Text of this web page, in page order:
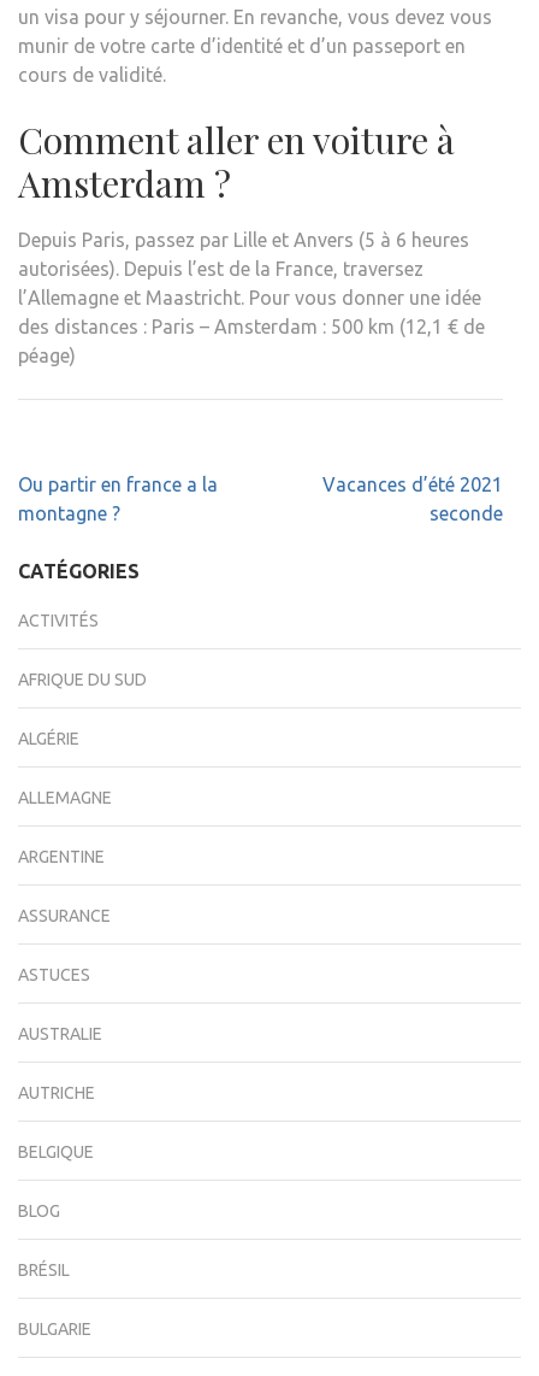
un visa pour y séjourner. En revanche, vous devez vous
munir de votre carte d’identité et d’un passeport en
cours de validité.
Comment aller en voiture à
Amsterdam ?
Depuis Paris, passez par Lille et Anvers (5 à 6 heures
autorisées). Depuis l’est de la France, traversez
l’Allemagne et Maastricht. Pour vous donner une idée
des distances : Paris – Amsterdam : 500 km (12,1 € de
péage)
Navigation
de
Ou partir en france a la
montagne ?
Vacances d’été 2021
seconde
CATÉGORIES
ACTIVITÉS
AFRIQUE DU SUD
ALGÉRIE
ALLEMAGNE
ARGENTINE
ASSURANCE
ASTUCES
AUSTRALIE
AUTRICHE
BELGIQUE
BLOG
BRÉSIL
BULGARIE